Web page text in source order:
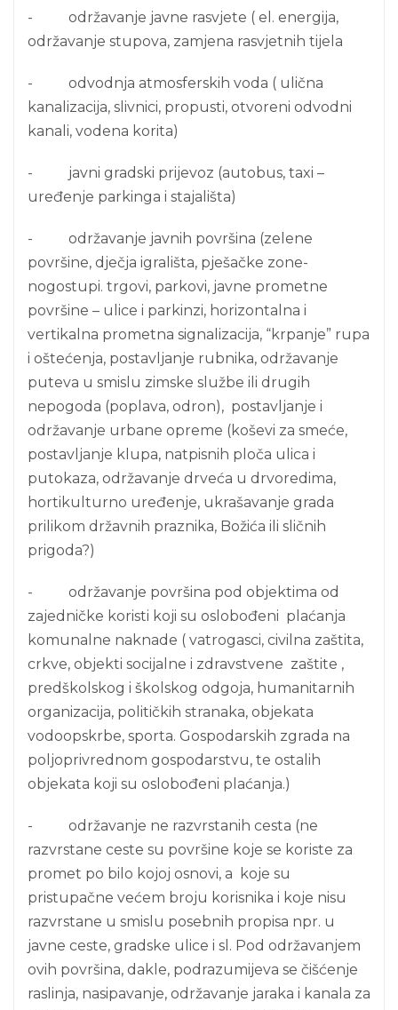
- održavanje javne rasvjete ( el. energija,
održavanje stupova, zamjena rasvjetnih tijela
- odvodnja atmosferskih voda ( ulična
kanalizacija, slivnici, propusti, otvoreni odvodni
kanali, vodena korita)
- javni gradski prijevoz (autobus, taxi –
uređenje parkinga i stajališta)
- održavanje javnih površina (zelene
površine, dječja igrališta, pješačke zone-
nogostupi. trgovi, parkovi, javne prometne
površine – ulice i parkinzi, horizontalna i
vertikalna prometna signalizacija, “krpanje” rupa
i oštećenja, postavljanje rubnika, održavanje
puteva u smislu zimske službe ili drugih
nepogoda (poplava, odron), postavljanje i
održavanje urbane opreme (koševi za smeće,
postavljanje klupa, natpisnih ploča ulica i
putokaza, održavanje drveća u drvoredima,
hortikulturno uređenje, ukrašavanje grada
prilikom državnih praznika, Božića ili sličnih
prigoda?)
- održavanje površina pod objektima od
zajedničke koristi koji su oslobođeni plaćanja
komunalne naknade ( vatrogasci, civilna zaštita,
crkve, objekti socijalne i zdravstvene zaštite ,
predškolskog i školskog odgoja, humanitarnih
organizacija, političkih stranaka, objekata
vodoopskrbe, sporta. Gospodarskih zgrada na
poljoprivrednom gospodarstvu, te ostalih
objekata koji su oslobođeni plaćanja.)
- održavanje ne razvrstanih cesta (ne
razvrstane ceste su površine koje se koriste za
promet po bilo kojoj osnovi, a koje su
pristupačne većem broju korisnika i koje nisu
razvrstane u smislu posebnih propisa npr. u
javne ceste, gradske ulice i sl. Pod održavanjem
ovih površina, dakle, podrazumijeva se čišćenje
raslinja, nasipavanje, održavanje jaraka i kanala za